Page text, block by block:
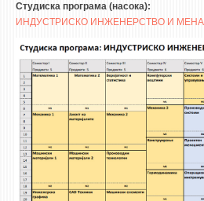
3DFindIT
WATERBRIDGING
CIRASIM
AIR QUALITY MODELLING
АКТИ
АКТИ
Студиска програма (насока):
ИНДУСТРИСКО ИНЖЕНЕРСТВО И